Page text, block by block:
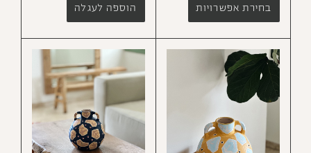
בחירת אפשרויות הוספה לעגלה